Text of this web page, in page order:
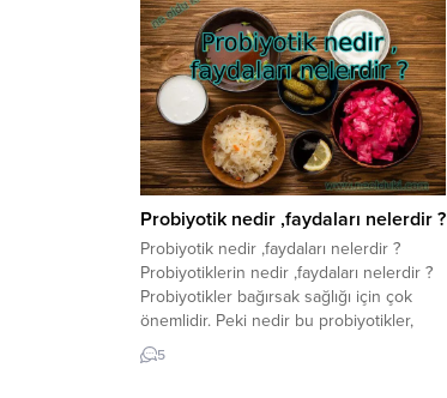
Probiyotik nedir ,faydaları nelerdir ?
Probiyotik nedir ,faydaları nelerdir ?
Probiyotiklerin nedir ,faydaları nelerdir ?
Probiyotikler bağırsak sağlığı için çok
önemlidir. Peki nedir bu probiyotikler,
Probiyotik kaynakları hangi besinler,
Probiyotiklerin faydaları nelerdir ?
5